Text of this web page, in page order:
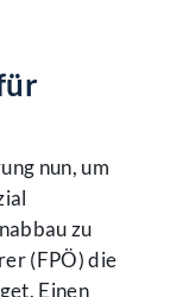
nun, um
zu
(FPÖ) die
Einen